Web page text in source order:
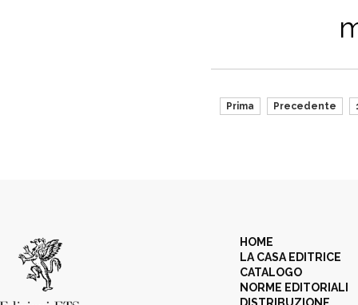
Prima Precedente
HOME
LA CASA EDITRICE
CATALOGO
NORME EDITORIALI